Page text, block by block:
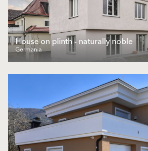
House on plinth - naturally noble
Germania